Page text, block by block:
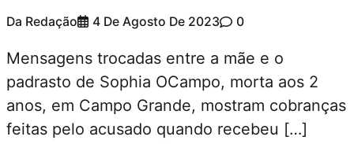
Da Redação 4 De Agosto De 2023 0
Mensagens trocadas entre a mãe e o
padrasto de Sophia OCampo, morta aos 2
anos, em Campo Grande, mostram cobranças
feitas pelo acusado quando recebeu […]